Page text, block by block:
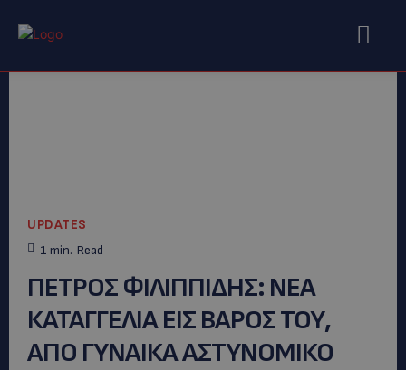
UPDATES
1 min. Read
ΠΕΤΡΟΣ ΦΙΛΙΠΠΙΔΗΣ: NΕΑ
ΚΑΤΑΓΓΕΛΙΑ ΕΙΣ ΒΑΡΟΣ ΤΟΥ,
ΑΠΟ ΓΥΝΑΙΚΑ ΑΣΤΥΝΟΜΙΚΟ